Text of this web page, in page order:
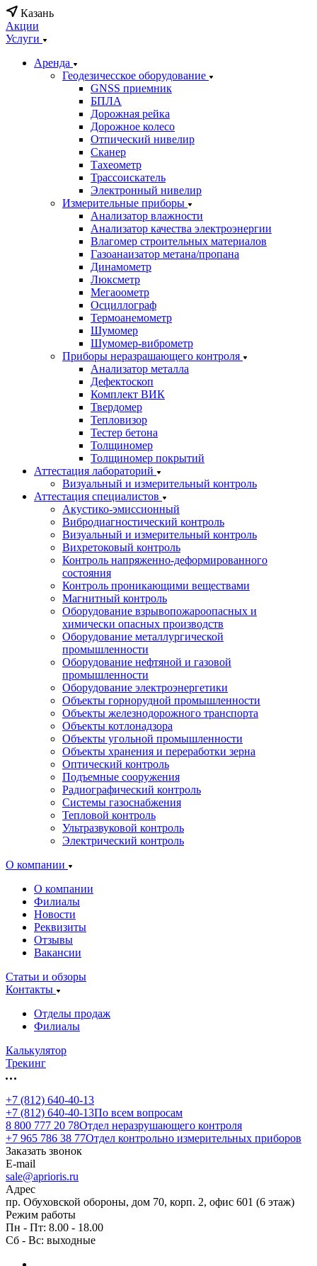
Казань
Акции
Услуги
Аренда
Геодезичесское оборудование
GNSS приемник
БПЛА
Дорожная рейка
Дорожное колесо
Отпический нивелир
Сканер
Тахеометр
Трассоискатель
Электронный нивелир
Измерительные приборы
Анализатор влажности
Анализатор качества электроэнергии
Влагомер строительных материалов
Газоанаизатор метана/пропана
Динамометр
Люксметр
Мегаоометр
Осциллограф
Термоанемометр
Шумомер
Шумомер-виброметр
Приборы неразрашающего контроля
Анализатор металла
Дефектоскоп
Комплект ВИК
Твердомер
Тепловизор
Тестер бетона
Толщиномер
Толщиномер покрытий
Аттестация лабораторий
Визуальный и измерительный контроль
Аттестация специалистов
Акустико-эмиссионный
Вибродиагностический контроль
Визуальный и измерительный контроль
Вихретоковый контроль
Контроль напряженно-деформированного
состояния
Контроль проникающими веществами
Магнитный контроль
Оборудование взрывопожароопасных и
химически опасных производств
Оборудование металлургической
промышленности
Оборудование нефтяной и газовой
промышленности
Оборудование электроэнергетики
Объекты горнорудной промышленности
Объекты железнодорожного транспорта
Объекты котлонадзора
Объекты угольной промышленности
Объекты хранения и переработки зерна
Оптический контроль
Подъемные сооружения
Радиографический контроль
Системы газоснабжения
Тепловой контроль
Ультразвуковой контроль
Электрический контроль
О компании
О компании
Филиалы
Новости
Реквизиты
Отзывы
Вакансии
Статьи и обзоры
Контакты
Отделы продаж
Филиалы
Калькулятор
Трекинг
+7 (812) 640-40-13
+7 (812) 640-40-13По всем вопросам
8 800 777 20 78Отдел неразрушающего контроля
+7 965 786 38 77Отдел контрольно измерительных приборов
Заказать звонок
E-mail
sale@aprioris.ru
Адрес
пр. Обуховской обороны, дом 70, корп. 2, офис 601 (6 этаж)
Режим работы
Пн - Пт: 8.00 - 18.00
Сб - Вс: выходные